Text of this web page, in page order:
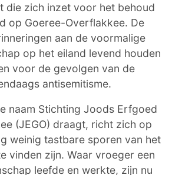
die zich inzet voor het behoud
op Goeree-Overflakkee. De
aan de voormalige
op het eiland levend houden
voor de gevolgen van de
antisemitisme.
naam Stichting Joods Erfgoed
(JEGO) draagt, richt zich op
weinig tastbare sporen van het
vinden zijn. Waar vroeger een
leefde en werkte, zijn nu